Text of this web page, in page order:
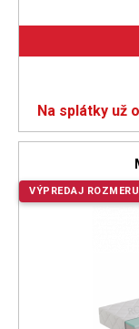
Na splátky už
VÝPREDAJ